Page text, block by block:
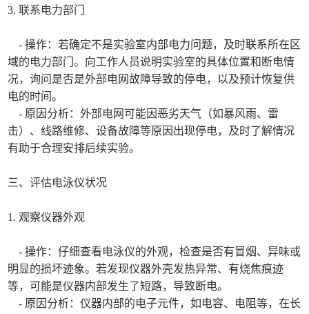
3. 联系电力部门
- 操作：若确定不是实验室内部电力问题，及时联系所在区
域的电力部门。向工作人员说明实验室的具体位置和断电情
况，询问是否是外部电网故障导致的停电，以及预计恢复供
电的时间。
- 原因分析：外部电网可能因恶劣天气（如暴风雨、雷
击）、线路维修、设备故障等原因出现停电，及时了解情况
有助于合理安排后续实验。
三、评估电泳仪状况
1. 观察仪器外观
- 操作：仔细查看电泳仪的外观，检查是否有冒烟、异味或
明显的损坏迹象。若发现仪器外壳发热异常、有烧焦痕迹
等，可能是仪器内部发生了短路，导致断电。
- 原因分析：仪器内部的电子元件，如电容、电阻等，在长